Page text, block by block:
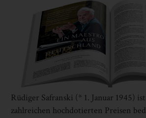
Rüdiger Safranski (* 1. Januar 1945)
zahlreichen hochdotierten Preisen